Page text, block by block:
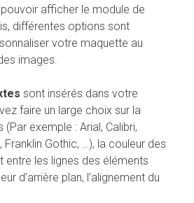
afficher le module de
différentes options sont
votre maquette au
images.
sont insérés dans votre
faire un large choix sur la
exemple : Arial, Calibri,
Franklin Gothic, …), la couleur des
entre les lignes des éléments
d’arrière plan, l’alignement du